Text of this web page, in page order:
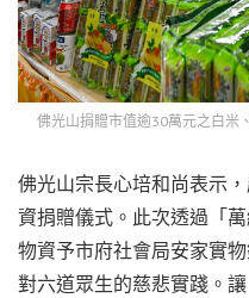
佛光山捐贈市值逾30萬元之白米
佛光山宗長心培和尚表示
資捐贈儀式。此次透過「
物資予市府社會局安家實
對六道眾生的慈悲實踐。